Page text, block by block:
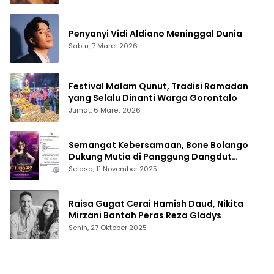
Penyanyi Vidi Aldiano Meninggal Dunia
Sabtu, 7 Maret 2026
Festival Malam Qunut, Tradisi Ramadan
yang Selalu Dinanti Warga Gorontalo
Jumat, 6 Maret 2026
Semangat Kebersamaan, Bone Bolango
Dukung Mutia di Panggung Dangdut
Academy 7
Selasa, 11 November 2025
Raisa Gugat Cerai Hamish Daud, Nikita
Mirzani Bantah Peras Reza Gladys
Senin, 27 Oktober 2025